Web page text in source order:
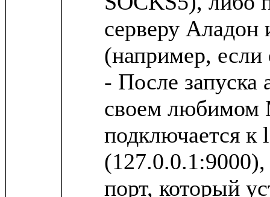
серверу Аладон
(например, если
- После запуска
своем любимом
подключается к
(127.0.0.1:9000),
порт, который